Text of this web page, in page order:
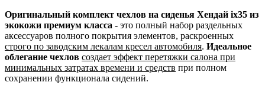
Оригинальный комплект чехлов на сиденья Хендай ix35 из
экокожи премиум класса - это полный набор раздельных
аксессуаров полного покрытия элементов, раскроенных
строго по заводским лекалам кресел автомобиля. Идеальное
облегание чехлов создает эффект перетяжки салона при
минимальных затратах времени и средств при полном
сохранении функционала сидений.